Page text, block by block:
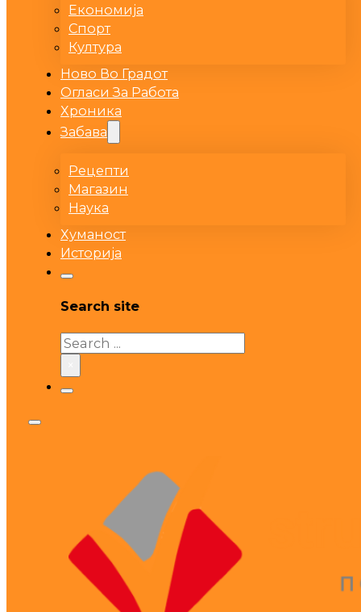
Економија
Спорт
Култура
Ново Во Градот
Огласи За Работа
Хроника
Забава
Рецепти
Магазин
Наука
Хуманост
Историја
Search site
Search